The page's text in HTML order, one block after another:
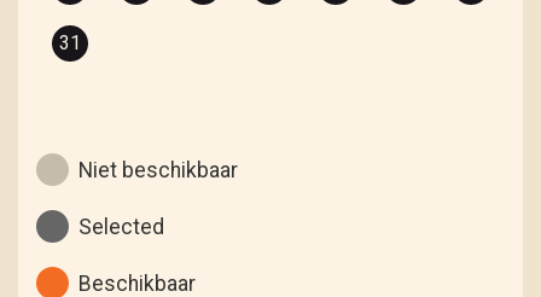
31
Niet beschikbaar
Selected
Beschikbaar